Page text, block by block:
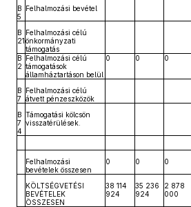
B
5
Felhalmozási bevétel
B
21
Felhalmozási célú
önkormányzati
támogatás
B
2
Felhalmozási célú
támogatások
államháztartáson belül
0 0 0
B
7
Felhalmozási célú
átvett pénzeszközök
B
7
4
Támogatási kölcsön
visszatérülések.
Felhalmozási
bevételek összesen
0 0 0
KÖLTSÉGVETÉSI
BEVÉTELEK
ÖSSZESEN
38 114
924
35 236
924
2 878
000